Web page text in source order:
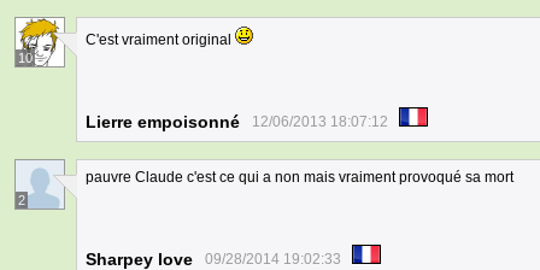
10
C'est vraiment original
Lierre empoisonné 12/06/2013 18:07:12
2
pauvre Claude c'est ce qui a non mais vraiment provoqué sa mort
Sharpey love 09/28/2014 19:02:33